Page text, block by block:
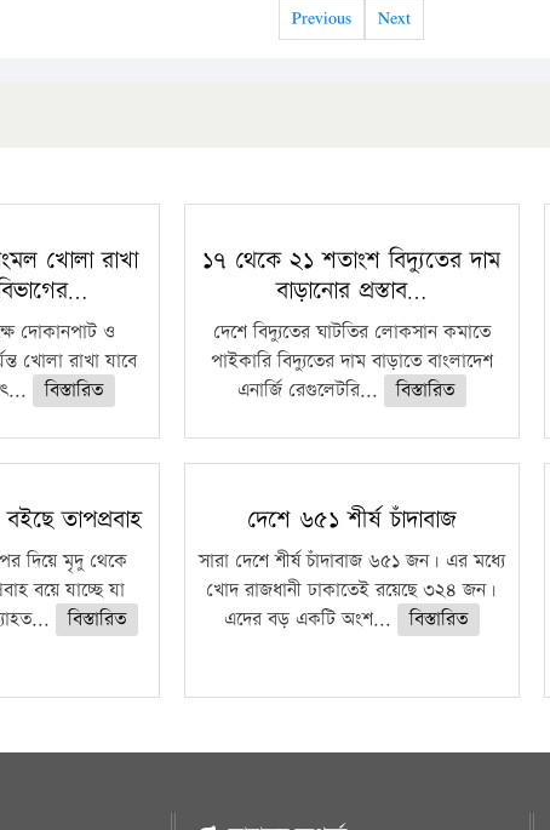
Previous Next
খোলা রাখা
দোকানপাট ও
খোলা রাখা যাবে
বিস্তারিত
১৭ থেকে ২১ শতাংশ বিদ্যুতের দাম
বাড়ানোর প্রস্তাব…
দেশে বিদ্যুতের ঘাটতির লোকসান কমাতে
পাইকারি বিদ্যুতের দাম বাড়াতে বাংলাদেশ
এনার্জি রেগুলেটরি...
বিস্তারিত
তাপপ্রবাহ
দিয়ে মৃদু থেকে
বয়ে যাচ্ছে যা
বিস্তারিত
দেশে ৬৫১ শীর্ষ চাঁদাবাজ
সারা দেশে শীর্ষ চাঁদাবাজ ৬৫১ জন। এর মধ্যে
খোদ রাজধানী ঢাকাতেই রয়েছে ৩২৪ জন।
এদের বড় একটি অংশ...
বিস্তারিত